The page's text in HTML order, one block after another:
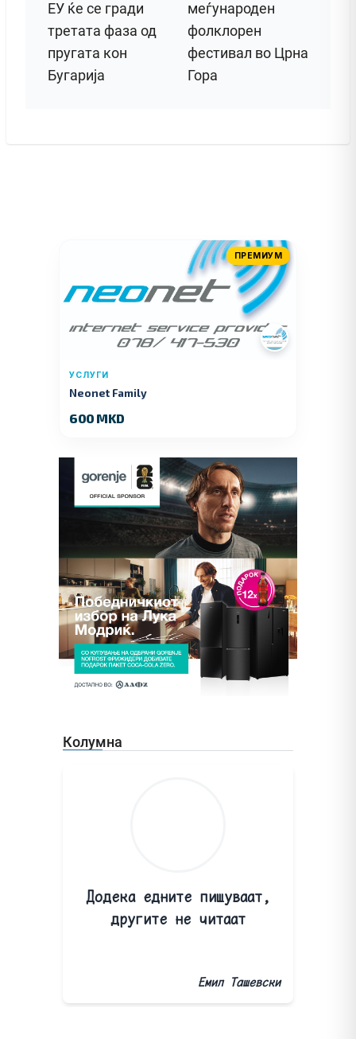
ЕУ ќе се гради
третата фаза од
пругата кон
Бугарија
меѓународен
фолклорен
фестивал во Црна
Гора
ПРЕМИУМ
УСЛУГИ
Neonet Family
600 MKD
Колумна
Додека едните пишуваат,
другите не читаат
Емил Ташевски